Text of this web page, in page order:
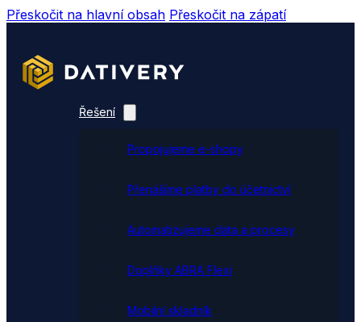
Přeskočit na hlavní obsah Přeskočit na zápatí
Řešení
Propojujeme e-shopy
Přenášíme platby do účetnictví
Automatizujeme data a procesy
Doplňky ABRA Flexi
Mobilní skladník